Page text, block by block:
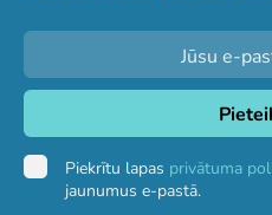
Vēro dzīvnieku barošanu!
Tropu mājas digitālā tūre
Lemuru tiešraide
Sliņķu tiešraide
Lauvu mājas tiešraide
Piekrītu lapas privātuma
jaunumus e-pastā.